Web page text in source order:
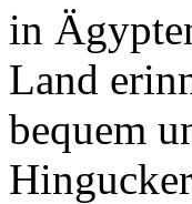
in
Land
bequem